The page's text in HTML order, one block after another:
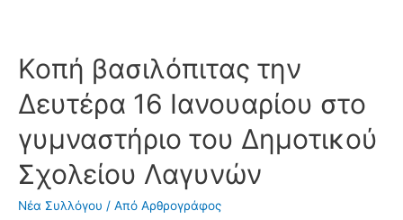
Πολιτιστικό
Σύλλογο
Λαγυνών.
προσφορών
έως
Φεβρουαρίου
Κοπή βασιλόπιτας την
Δευτέρα 16 Ιανουαρίου στο
γυμναστήριο του Δημοτικού
Σχολείου Λαγυνών
Νέα Συλλόγου / Από Αρθρογράφος